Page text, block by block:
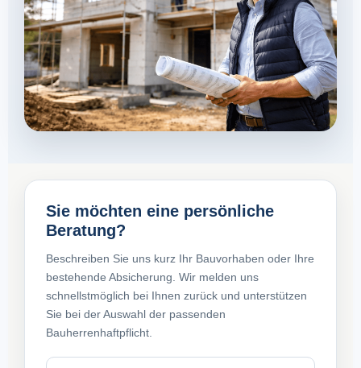
Sie möchten eine persönliche
Beratung?
Beschreiben Sie uns kurz Ihr Bauvorhaben oder Ihre
bestehende Absicherung. Wir melden uns
schnellstmöglich bei Ihnen zurück und unterstützen
Sie bei der Auswahl der passenden
Bauherrenhaftpflicht.